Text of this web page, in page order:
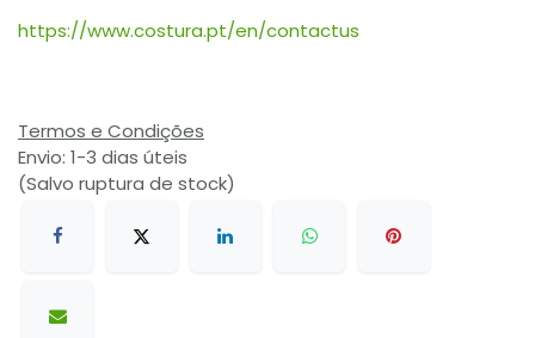
https://www.costura.pt/en/contactus
Termos e Condições
Envio: 1-3 dias úteis
(Salvo ruptura de stock)